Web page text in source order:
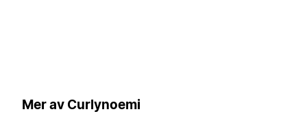
Mer av Curlynoemi